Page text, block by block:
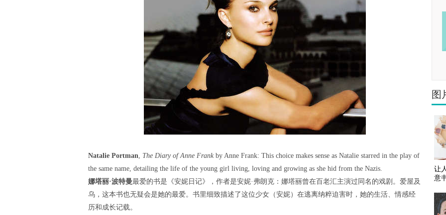
Natalie Portman, The Diary of Anne Frankby Anne Frank: This choice makes sense as Natalie starred in the play of
the same name, detailing the life of the young girl living, loving and growing as she hid from the Nazis.
娜塔丽·波特曼最爱的书是《安妮日记》，作者是安妮·弗朗克：娜塔丽曾在百老汇主演过同名的戏剧。爱屋及
乌，这本书也无疑会是她的最爱。书里细致描述了这位少女（安妮）在逃离纳粹迫害时，她的生活、情感经
历和成长记载。
图
让
意